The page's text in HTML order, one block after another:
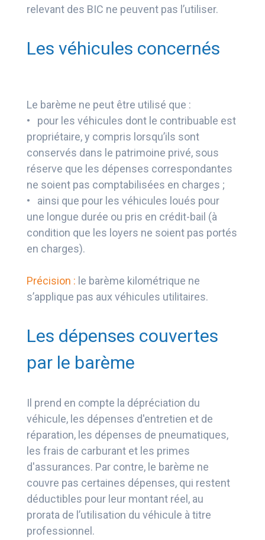
relevant des BIC ne peuvent pas l’utiliser.
Les véhicules concernés
Le barème ne peut être utilisé que :
• pour les véhicules dont le contribuable est
propriétaire, y compris lorsqu’ils sont
conservés dans le patrimoine privé, sous
réserve que les dépenses correspondantes
ne soient pas comptabilisées en charges ;
• ainsi que pour les véhicules loués pour
une longue durée ou pris en crédit-bail (à
condition que les loyers ne soient pas portés
en charges).
Précision : le barème kilométrique ne
s’applique pas aux véhicules utilitaires.
Les dépenses couvertes
par le barème
Il prend en compte la dépréciation du
véhicule, les dépenses d'entretien et de
réparation, les dépenses de pneumatiques,
les frais de carburant et les primes
d'assurances. Par contre, le barème ne
couvre pas certaines dépenses, qui restent
déductibles pour leur montant réel, au
prorata de l’utilisation du véhicule à titre
professionnel.